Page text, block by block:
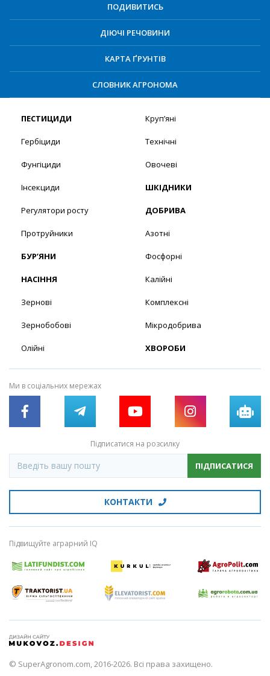
ПОДИВИТИСЬ
ДІЮЧІ РЕЧОВИНИ
КАРТА ҐРУНТІВ
СЛОВНИК АГРОНОМА
ПЕСТИЦИДИ
Гербіциди
Фунгіциди
Інсекциди
Регулятори росту
Протруйники
БУР’ЯНИ
НАСІННЯ
Зернові
Зернобобові
Олійні
Круп’яні
Технічні
Овочеві
ШКІДНИКИ
ДОБРИВА
Азотні
Фосфорні
Калійні
Комплексні
Мікродобрива
ХВОРОБИ
Ми в соціальних мережах
Підписатися на розсилку
ПІДПИСАТИСЯ
КОНТАКТИ
Підвищуйте аграрний IQ
© SuperAgronom.com, 2016-2026. Всі права захищено.